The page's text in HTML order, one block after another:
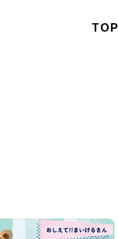
TOP